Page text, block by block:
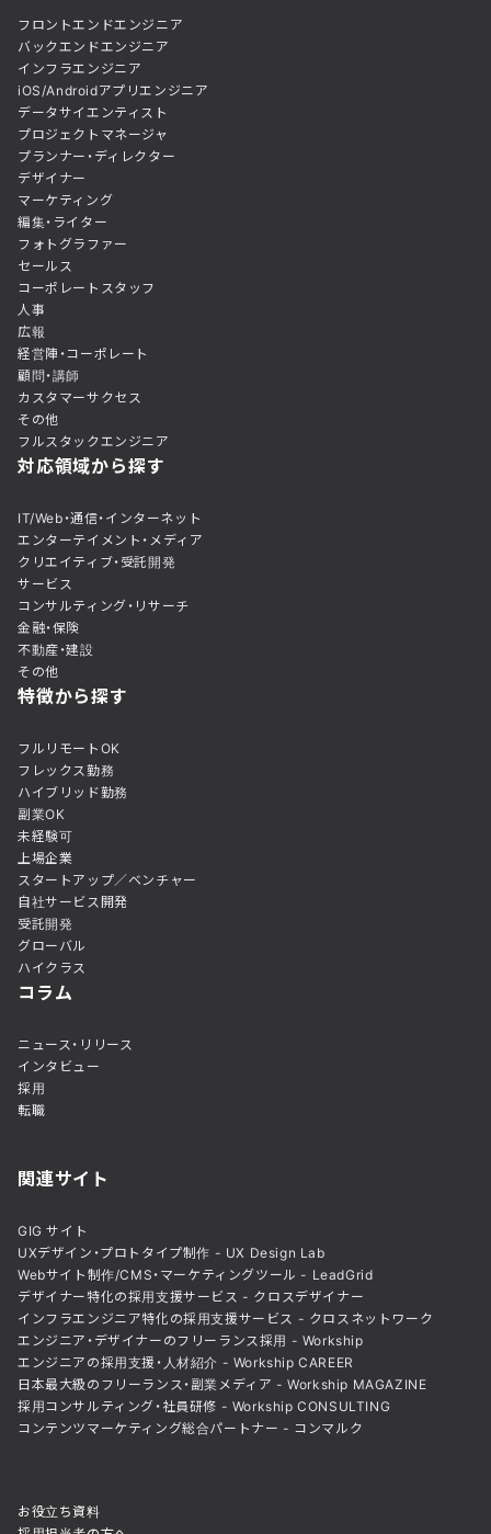
フロントエンドエンジニア
バックエンドエンジニア
インフラエンジニア
iOS/Androidアプリエンジニア
データサイエンティスト
プロジェクトマネージャ
プランナー・ディレクター
デザイナー
マーケティング
編集・ライター
フォトグラファー
セールス
コーポレートスタッフ
人事
広報
経営陣・コーポレート
顧問・講師
カスタマーサクセス
その他
フルスタックエンジニア
対応領域から探す
IT/Web・通信・インターネット
エンターテイメント・メディア
クリエイティブ・受託開発
サービス
コンサルティング・リサーチ
金融・保険
不動産・建設
その他
特徴から探す
フルリモートOK
フレックス勤務
ハイブリッド勤務
副業OK
未経験可
上場企業
スタートアップ／ベンチャー
自社サービス開発
受託開発
グローバル
ハイクラス
コラム
ニュース・リリース
インタビュー
採用
転職
関連サイト
GIG サイト
UXデザイン・プロトタイプ制作 - UX Design Lab
Webサイト制作/CMS・マーケティングツール - LeadGrid
デザイナー特化の採用支援サービス - クロスデザイナー
インフラエンジニア特化の採用支援サービス - クロスネットワーク
エンジニア・デザイナーのフリーランス採用 - Workship
エンジニアの採用支援・人材紹介 - Workship CAREER
日本最大級のフリーランス・副業メディア - Workship MAGAZINE
採用コンサルティング・社員研修 - Workship CONSULTING
コンテンツマーケティング総合パートナー - コンマルク
お役立ち資料